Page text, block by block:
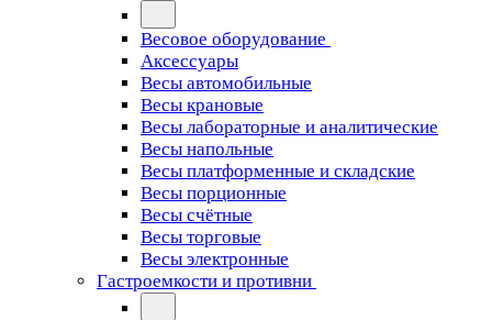
Весовое оборудование
Аксессуары
Весы автомобильные
Весы крановые
Весы лабораторные и аналитические
Весы напольные
Весы платформенные и складские
Весы порционные
Весы счётные
Весы торговые
Весы электронные
Гастроемкости и противни